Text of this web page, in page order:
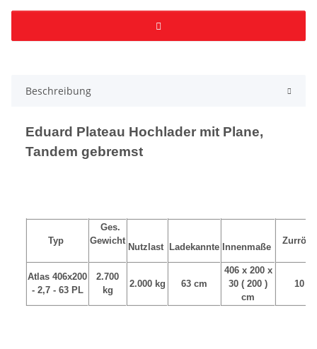
Beschreibung
Eduard Plateau Hochlader mit Plane,
Tandem gebremst
Typ
Ges.
Gewicht
Nutzlast Ladekannte Innenmaße
Atlas 406x200
- 2,7 - 63 PL
2.700
kg
2.000 kg 63 cm
406 x 200 x
30 ( 200 )
cm
10